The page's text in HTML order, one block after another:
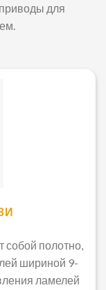
для
собой полотно,
шириной 9-
ламелей